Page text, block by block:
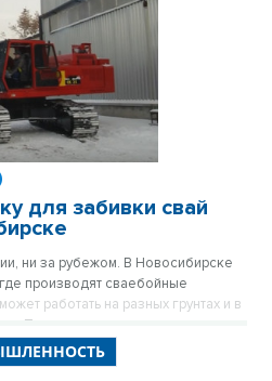
для забивки свай
ни за рубежом. В Новосибирске
производят сваебойные
работать на разных грунтах и в
При этом стоит дешевле